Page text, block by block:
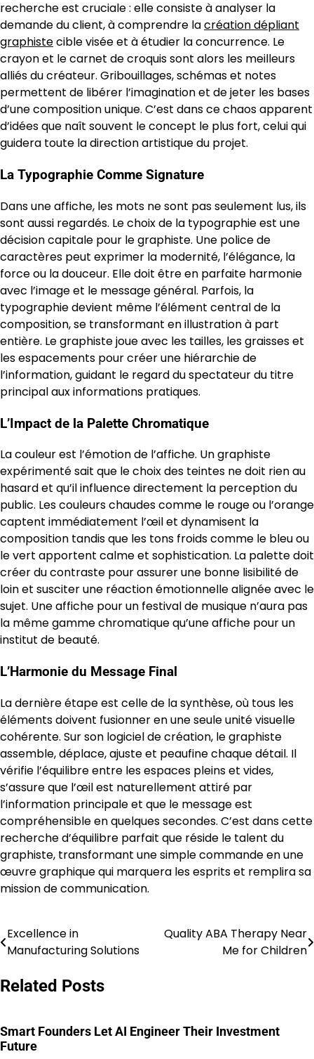
recherche est cruciale : elle consiste à analyser la
demande du client, à comprendre lacréation dépliant
graphistecible visée et à étudier la concurrence. Le
crayon et le carnet de croquis sont alors les meilleurs
alliés du créateur. Gribouillages, schémas et notes
permettent de libérer l’imagination et de jeter les bases
d’une composition unique. C’est dans ce chaos apparent
d’idées que naît souvent le concept le plus fort, celui qui
guidera toute la direction artistique du projet.
La Typographie Comme Signature
Dans une affiche, les mots ne sont pas seulement lus, ils
sont aussi regardés. Le choix de la typographie est une
décision capitale pour le graphiste. Une police de
caractères peut exprimer la modernité, l’élégance, la
force ou la douceur. Elle doit être en parfaite harmonie
avec l’image et le message général. Parfois, la
typographie devient même l’élément central de la
composition, se transformant en illustration à part
entière. Le graphiste joue avec les tailles, les graisses et
les espacements pour créer une hiérarchie de
l’information, guidant le regard du spectateur du titre
principal aux informations pratiques.
L’Impact de la Palette Chromatique
La couleur est l’émotion de l’affiche. Un graphiste
expérimenté sait que le choix des teintes ne doit rien au
hasard et qu’il influence directement la perception du
public. Les couleurs chaudes comme le rouge ou l’orange
captent immédiatement l’œil et dynamisent la
composition tandis que les tons froids comme le bleu ou
le vert apportent calme et sophistication. La palette doit
créer du contraste pour assurer une bonne lisibilité de
loin et susciter une réaction émotionnelle alignée avec le
sujet. Une affiche pour un festival de musique n’aura pas
la même gamme chromatique qu’une affiche pour un
institut de beauté.
L’Harmonie du Message Final
La dernière étape est celle de la synthèse, où tous les
éléments doivent fusionner en une seule unité visuelle
cohérente. Sur son logiciel de création, le graphiste
assemble, déplace, ajuste et peaufine chaque détail. Il
vérifie l’équilibre entre les espaces pleins et vides,
s’assure que l’œil est naturellement attiré par
l’information principale et que le message est
compréhensible en quelques secondes. C’est dans cette
recherche d’équilibre parfait que réside le talent du
graphiste, transformant une simple commande en une
œuvre graphique qui marquera les esprits et remplira sa
mission de communication.
Post
Excellence in
Manufacturing Solutions
Quality ABA Therapy Near
Me for Children
Related Posts
Smart Founders Let AI Engineer Their Investment
Future